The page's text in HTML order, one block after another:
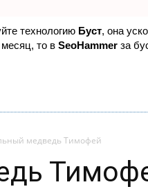
технологию Буст, она
то в SeoHammer за
медведь Тимофей